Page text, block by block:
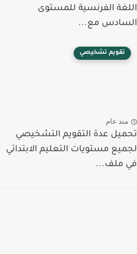
اللغة الفرنسية للمستوى
السادس مع...
تقويم تشخيصي
منذ عام
تحميل عدة التقويم التشخيصي
لجميع مستويات التعليم الابتدائي
في ملف...